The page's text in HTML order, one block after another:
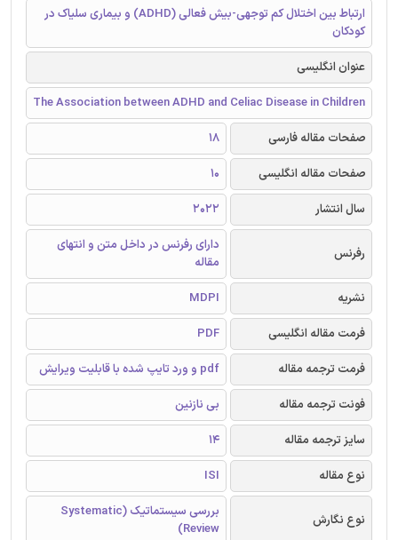
ارتباط بین اختلال کم توجهی-بیش فعالی (ADHD) و بیماری سلیاک در
کودکان
عنوان انگلیسی
The Association between ADHD and Celiac Disease in Children
صفحات مقاله فارسی
18
صفحات مقاله انگلیسی
10
سال انتشار
2022
رفرنس
دارای رفرنس در داخل متن و انتهای
مقاله
نشریه
MDPI
فرمت مقاله انگلیسی
PDF
فرمت ترجمه مقاله
pdf و ورد تایپ شده با قابلیت ویرایش
فونت ترجمه مقاله
بی نازنین
سایز ترجمه مقاله
14
نوع مقاله
ISI
نوع نگارش
بررسی سیستماتیک (Systematic
Review)